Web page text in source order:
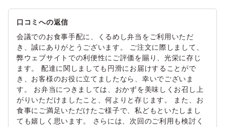
口コミへの返信
会議でのお食事手配に、くるめし弁当をご利用いただ
き、誠にありがとうございます。 ご注文に際しまして、
弊ウェブサイトでの利便性にご評価を賜り、光栄に存じ
ます。 配達に関しましても円滑にお届けすることがで
き、お客様のお役に立てましたなら、幸いでございま
す。 お弁当につきましては、おかずを美味しくお召し上
がりいただけましたこと、何よりと存じます。 また、お
食事にご満足いただけたご様子で、私どもといたしまし
ても嬉しく思います。 さらには、次回のご利用も検討く